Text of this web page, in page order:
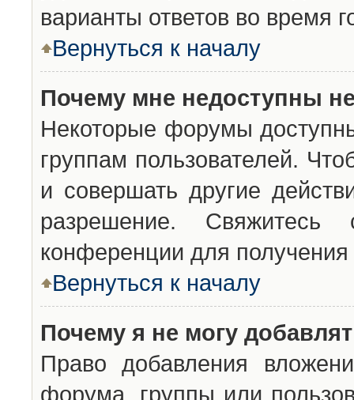
варианты ответов во время
Вернуться к началу
Почему мне недоступны
Некоторые форумы
группам пользователей.
и совершать другие
разрешение. Свяжитесь
конференции для получения
Вернуться к началу
Почему я не могу
Право добавления
форума, группы или